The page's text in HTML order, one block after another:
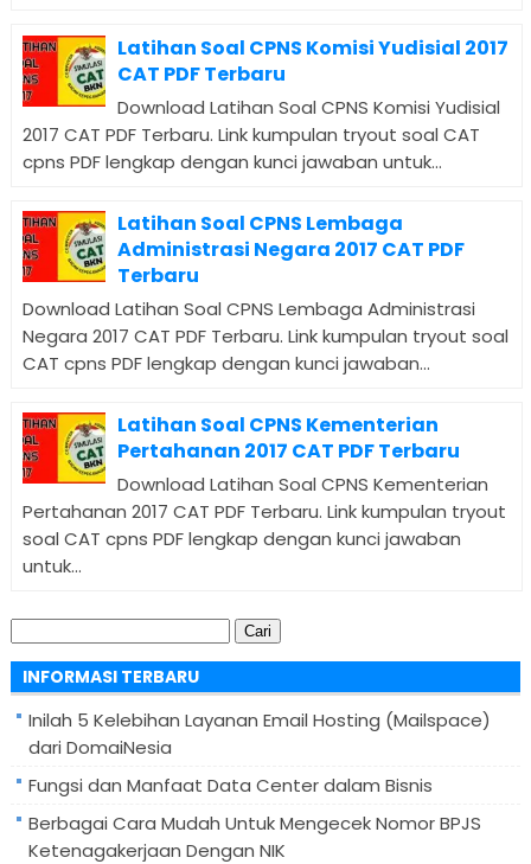
Latihan Soal CPNS Komisi Yudisial 2017
CAT PDF Terbaru
Download Latihan Soal CPNS Komisi Yudisial
2017 CAT PDF Terbaru. Link kumpulan tryout soal CAT
cpns PDF lengkap dengan kunci jawaban untuk...
Latihan Soal CPNS Lembaga
Administrasi Negara 2017 CAT PDF
Terbaru
Download Latihan Soal CPNS Lembaga Administrasi
Negara 2017 CAT PDF Terbaru. Link kumpulan tryout soal
CAT cpns PDF lengkap dengan kunci jawaban...
Latihan Soal CPNS Kementerian
Pertahanan 2017 CAT PDF Terbaru
Download Latihan Soal CPNS Kementerian
Pertahanan 2017 CAT PDF Terbaru. Link kumpulan tryout
soal CAT cpns PDF lengkap dengan kunci jawaban
untuk...
untuk:
INFORMASI TERBARU
Inilah 5 Kelebihan Layanan Email Hosting (Mailspace)
dari DomaiNesia
Fungsi dan Manfaat Data Center dalam Bisnis
Berbagai Cara Mudah Untuk Mengecek Nomor BPJS
Ketenagakerjaan Dengan NIK